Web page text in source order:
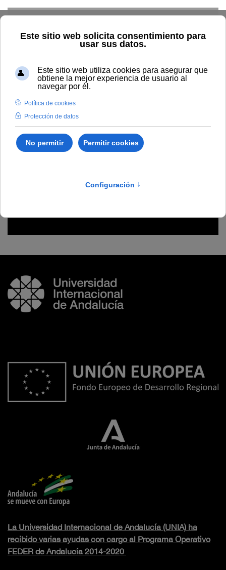
Home La UNIA Directorio Sede La Cartuja
Emiliano
Revilla Revilla
Emiliano Revilla Revilla
Equipamiento y Mantenimiento
La Universidad Internacional de Andalucía (UNIA) ha
recibido varias ayudas con cargo al Programa Operativo
FEDER de Andalucía 2014-2020